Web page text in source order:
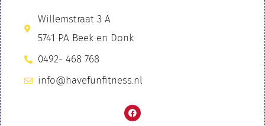
Willemstraat 3 A
5741 PA Beek en Donk
0492- 468 768
info@havefunfitness.nl